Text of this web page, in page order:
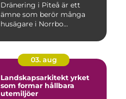
Dränering i Piteå är ett
ämne som berör många
husägare i Norrbo...
03. aug
Landskapsarkitekt yrket
som formar hållbara
utemiljöer